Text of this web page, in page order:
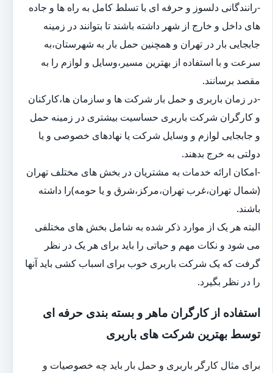
-رانندگانی دلسوز و حرفه ای با تسلط کامل به راه ها و جاده
های داخل و خارج از شهر داشته باشند تا بتوانند در زمینه
جابجایی بار در تهران و همچنین حمل بار به شهرستان،به
سرعت و با استفاده از بهترین مسیر،وسایل و لوازم را به
مقصد برسانند.
-در زمان باربری و حمل بار شرکت ها و سازمان ها،کارکنان
و کارگران شرکت باربری حساسیت بیشتری در زمینه حمل
و جابجایی لوازم و وسایل شرکت یا نهادهای خصوصی و یا
دولتی به خرج بدهند.
-امکان ارائه خدمات به مشتریان در بخش های مختلف تهران
(شمال تهران،غرب تهران،مرکز،شرق و یا حومه)را داشته
باشند.
البته هر یک از موارد ذکر شده به شامل بخش های مختلفی
می شود و نکات مهم و حیاتی را باید برای هر یک در نظر
گرفت که یک شرکت باربری خوب برای اسباب کشی باید آنها
را در نظر بگیرد.
استفاده از کارگران ماهر و بسته بندی حرفه ای
توسط بهترین شرکت های باربری
برای مثال کارگر باربری و حمل بار باید چه خصوصیات و